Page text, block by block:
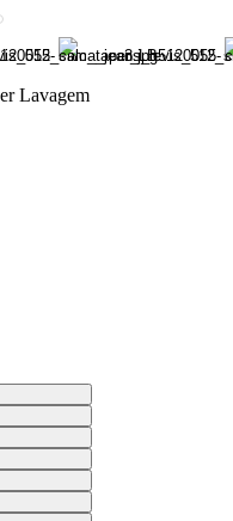
Lavagem
| 46 BR
| 48 BR
| 38 BR
| 43 BR
| 36 BR
| 40 BR